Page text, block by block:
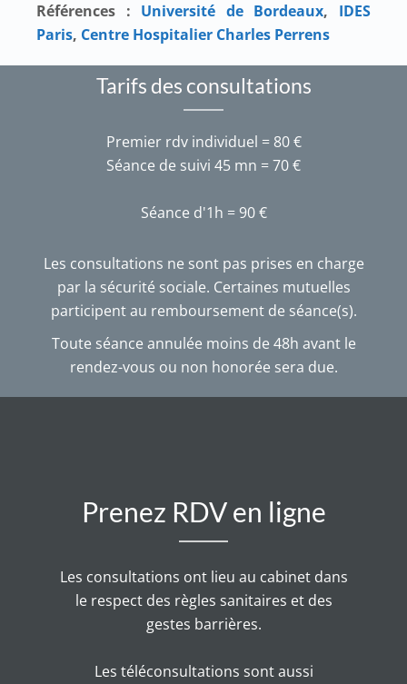
Références : Université de Bordeaux, IDES
Paris, Centre Hospitalier Charles Perrens
Tarifs des consultations
Premier rdv individuel = 80 €
Séance de suivi 45 mn = 70 €
Séance d'1h = 90 €
Les consultations ne sont pas prises en charge
par la sécurité sociale. Certaines mutuelles
participent au remboursement de séance(s).
Toute séance annulée moins de 48h avant le
rendez-vous ou non honorée sera due.
Prenez RDV en ligne
Les consultations ont lieu au cabinet dans
le respect des règles sanitaires et des
gestes barrières.
Les téléconsultations sont aussi